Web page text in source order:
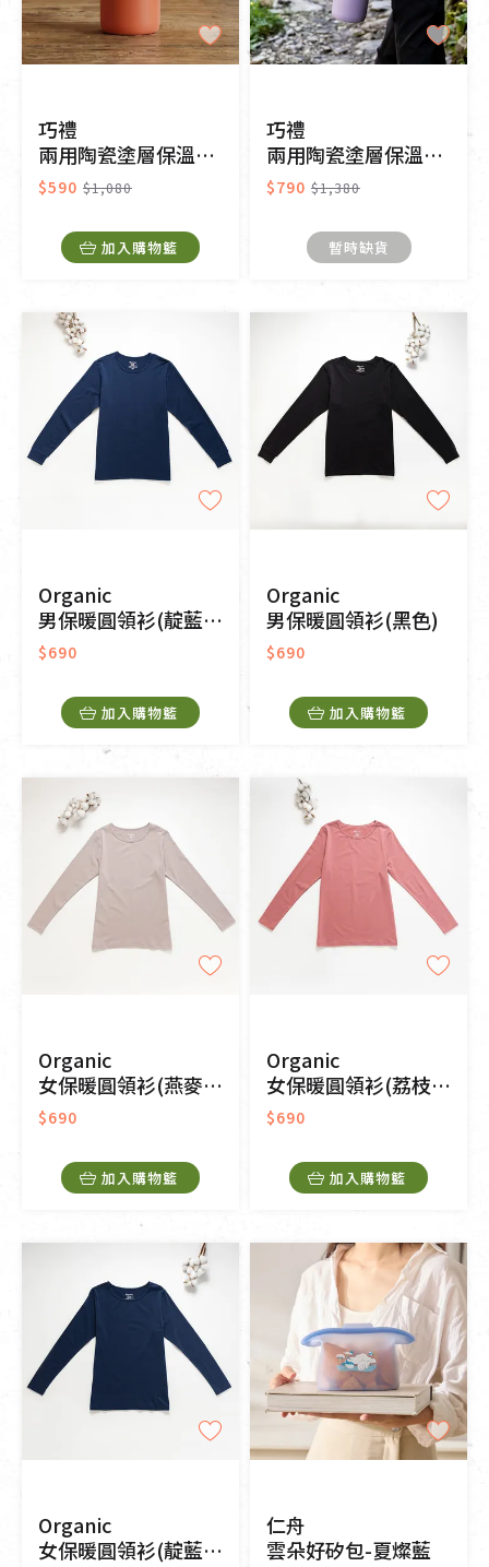
巧禮
兩用陶瓷塗層保溫杯-蜜桃粉350ml
$590 $1,080
加入購物籃
巧禮
兩用陶瓷塗層保溫杯-薰衣紫600ml
$790 $1,380
暫時缺貨
Organic
男保暖圓領衫(靛藍色)
$690
加入購物籃
Organic
男保暖圓領衫(黑色)
$690
加入購物籃
Organic
女保暖圓領衫(燕麥灰)
$690
加入購物籃
Organic
女保暖圓領衫(荔枝粉)
$690
加入購物籃
Organic
女保暖圓領衫(靛藍色)
仁舟
雲朵好矽包-夏燦藍